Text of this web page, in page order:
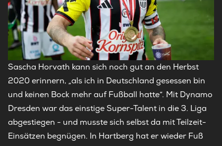
Sascha Horvath kann sich noch gut an den Herbst
2020 erinnern, „als ich in Deutschland gesessen bin
und keinen Bock mehr auf Fußball hatte“. Mit Dynamo
Dresden war das einstige Super-Talent in die 3. Liga
abgestiegen - und musste sich selbst da mit Teilzeit-
Einsätzen begnügen. In Hartberg hat er wieder Fuß